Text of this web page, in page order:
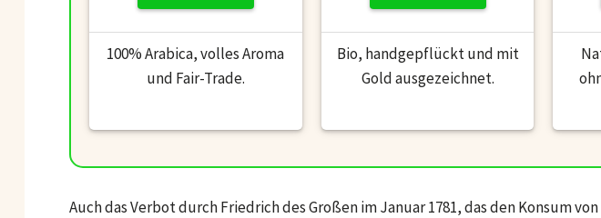
100% Arabica, volles Aroma
und Fair-Trade.
Bio, handgepflückt und mit
Gold ausgezeichnet.
Auch das Verbot durch Friedrich des Großen im Januar 1781, das den Konsum